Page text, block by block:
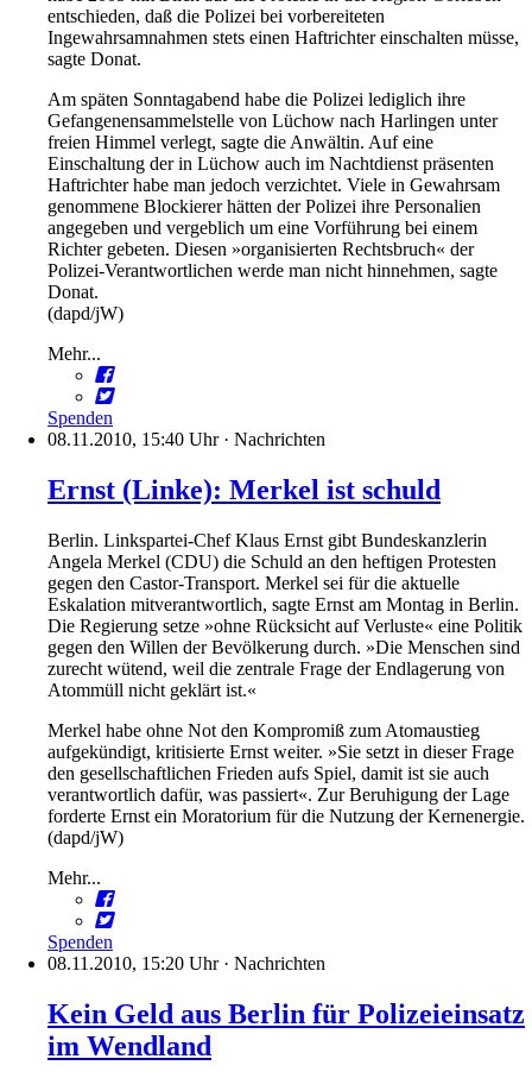
entschieden, daß die Polizei bei vorbereiteten
Ingewahrsamnahmen stets einen Haftrichter einschalten müsse,
sagte Donat.
Am späten Sonntagabend habe die Polizei lediglich ihre
Gefangenensammelstelle von Lüchow nach Harlingen unter
freien Himmel verlegt, sagte die Anwältin. Auf eine
Einschaltung der in Lüchow auch im Nachtdienst präsenten
Haftrichter habe man jedoch verzichtet. Viele in Gewahrsam
genommene Blockierer hätten der Polizei ihre Personalien
angegeben und vergeblich um eine Vorführung bei einem
Richter gebeten. Diesen »organisierten Rechtsbruch« der
Polizei-Verantwortlichen werde man nicht hinnehmen, sagte
Donat.
(dapd/jW)
Mehr...
Spenden
08.11.2010, 15:40 Uhr· Nachrichten
Ernst (Linke): Merkel ist schuld
Berlin. Linkspartei-Chef Klaus Ernst gibt Bundeskanzlerin
Angela Merkel (CDU) die Schuld an den heftigen Protesten
gegen den Castor-Transport. Merkel sei für die aktuelle
Eskalation mitverantwortlich, sagte Ernst am Montag in Berlin.
Die Regierung setze »ohne Rücksicht auf Verluste« eine Politik
gegen den Willen der Bevölkerung durch. »Die Menschen sind
zurecht wütend, weil die zentrale Frage der Endlagerung von
Atommüll nicht geklärt ist.«
Merkel habe ohne Not den Kompromiß zum Atomaustieg
aufgekündigt, kritisierte Ernst weiter. »Sie setzt in dieser Frage
den gesellschaftlichen Frieden aufs Spiel, damit ist sie auch
verantwortlich dafür, was passiert«. Zur Beruhigung der Lage
forderte Ernst ein Moratorium für die Nutzung der Kernenergie.
(dapd/jW)
Mehr...
Spenden
08.11.2010, 15:20 Uhr· Nachrichten
Kein Geld aus Berlin für Polizeieinsatz
im Wendland